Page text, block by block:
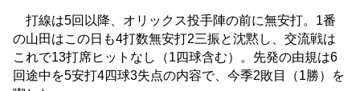
打線は5回以降、オリックス投手陣の前に無安打。1番
の山田はこの日も4打数無安打2三振と沈黙し、交流戦は
これで13打席ヒットなし（1四球含む）。先発の由規は6
回途中を5安打4四球3失点の内容で、今季2敗目（1勝）を